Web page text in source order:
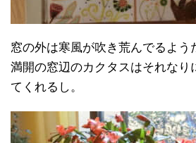
窓の外は寒風が吹き荒んでるよう
満開の窓辺のカクタスはそれなり
てくれるし。